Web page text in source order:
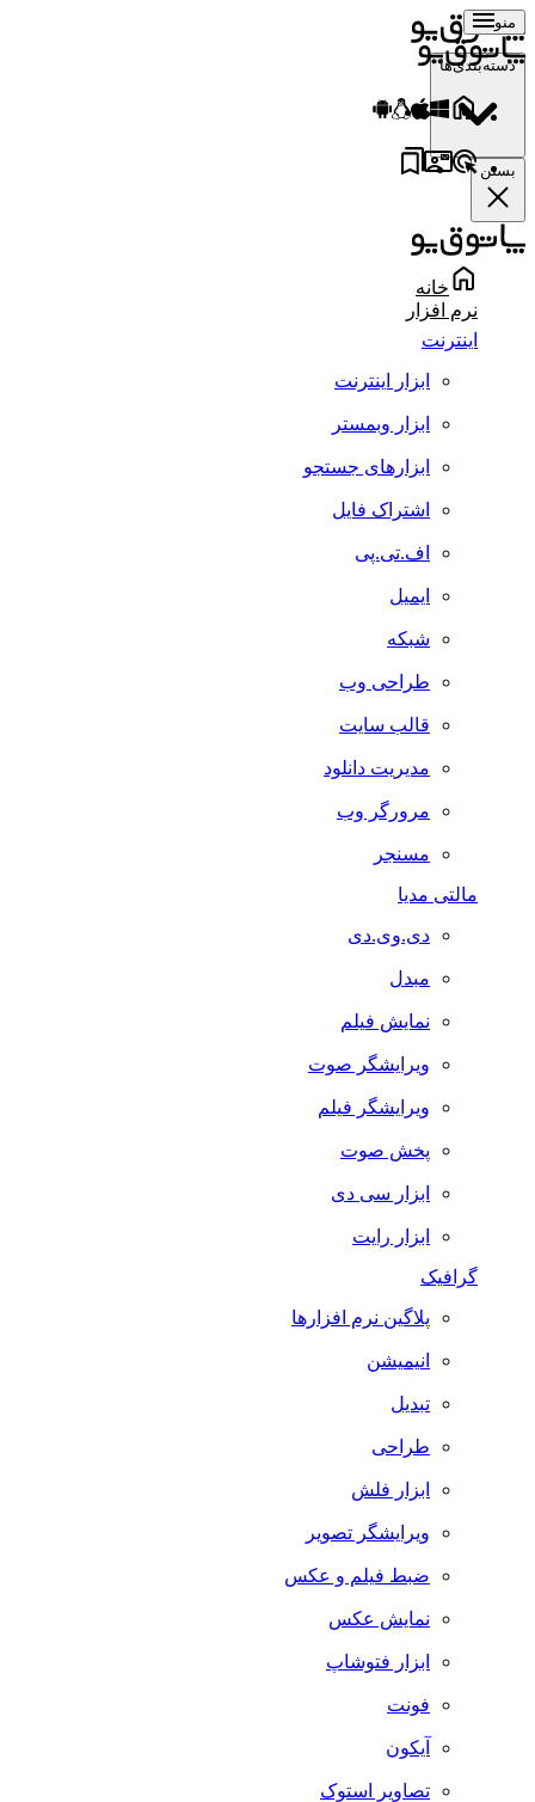
منو
دسته‌بندی‌ها
بستن
خانه
نرم افزار
اینترنت
ابزار اینترنت
ابزار وبمستر
ابزارهای جستجو
اشتراک فایل
اف.تی.پی
ایمیل
شبکه
طراحی وب
قالب سایت
مدیریت دانلود
مرورگر وب
مسنجر
مالتی مدیا
دی.وی.دی
مبدل
نمایش فیلم
ویرایشگر صوت
ویرایشگر فیلم
پخش صوت
ابزار سی دی
ابزار رایت
گرافیک
پلاگین نرم افزارها
انیمیشن
تبدیل
طراحی
ابزار فلش
ویرایشگر تصویر
ضبط فيلم و عكس
نمایش عکس
ابزار فتوشاپ
فونت
آیکون
تصاویر استوک